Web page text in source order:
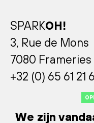
SPARKOH!
3, Rue de Mons
7080 Frameries
+32 (0) 65 61 21
We zijn